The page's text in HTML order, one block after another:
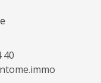
40